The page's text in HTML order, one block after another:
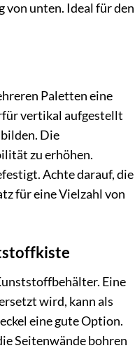
von unten. Ideal für den
Paletten eine
vertikal aufgestellt
Die
zu erhöhen.
Achte darauf, die
für eine Vielzahl von
Eine
wird, kann als
eine gute Option.
Seitenwände bohren